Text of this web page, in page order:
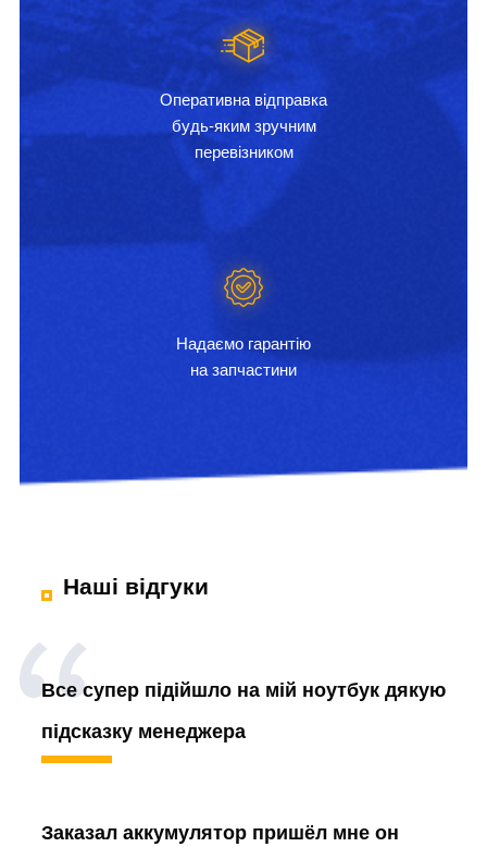
Оперативна відправка
будь-яким зручним
перевізником
Надаємо гарантію
на запчастини
Наші відгуки
Все супер підійшло на мій ноутбук дякую
підсказку менеджера
Заказал аккумулятор пришёл мне он